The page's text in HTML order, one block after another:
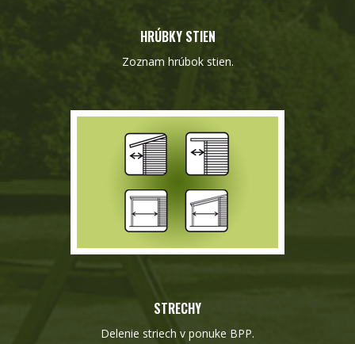
HRÚBKY STIEN
Zoznam hrúbok stien.
STRECHY
Delenie striech v ponuke BPP.